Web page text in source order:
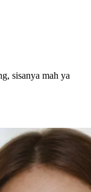
sisanya mah ya